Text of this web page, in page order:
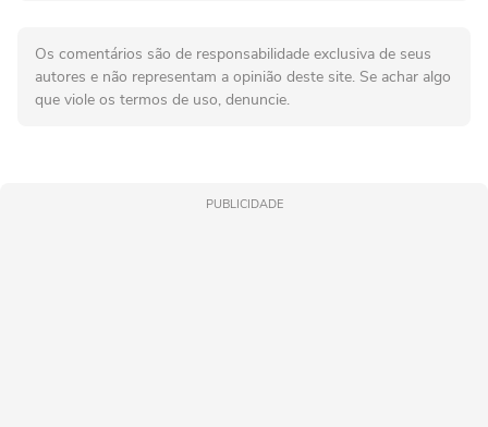
Os comentários são de responsabilidade exclusiva de seus
autores e não representam a opinião deste site. Se achar algo
que viole os termos de uso, denuncie.
PUBLICIDADE